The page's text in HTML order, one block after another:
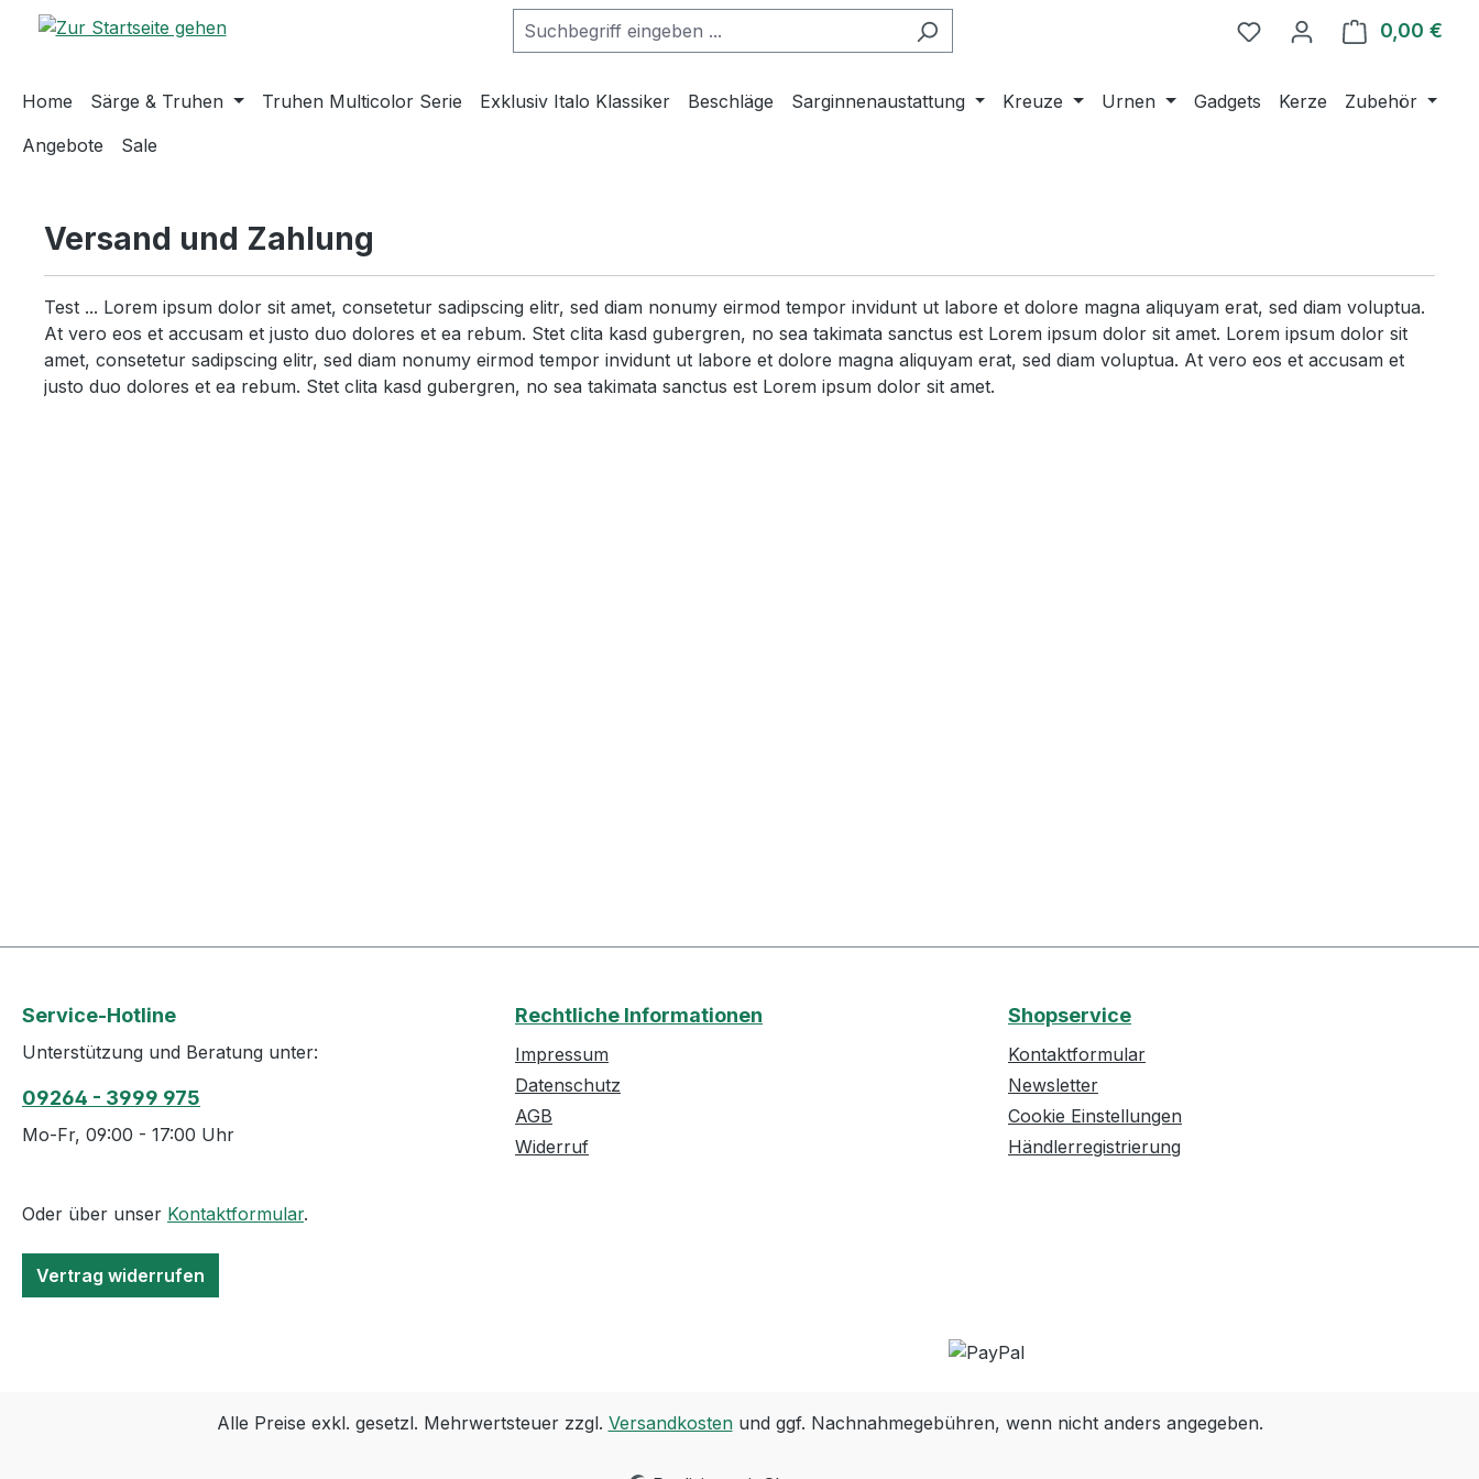
Hauptinhalt springen
Zur Suche springen
Zur Hauptnavigation springen 0,00 €
Home Särge & Truhen Truhen Multicolor Serie Exklusiv Italo Klassiker Beschläge Sarginnenaustattung Kreuze Urnen Gadgets Kerze
Zubehör
Angebote
Sale
Versand und Zahlung
Test ... Lorem ipsum dolor sit amet, consetetur sadipscing elitr, sed diam nonumy eirmod tempor invidunt ut labore et dolore magna aliquyam erat, sed diam voluptua.
At vero eos et accusam et justo duo dolores et ea rebum. Stet clita kasd gubergren, no sea takimata sanctus est Lorem ipsum dolor sit amet. Lorem ipsum dolor sit
amet, consetetur sadipscing elitr, sed diam nonumy eirmod tempor invidunt ut labore et dolore magna aliquyam erat, sed diam voluptua. At vero eos et accusam et
justo duo dolores et ea rebum. Stet clita kasd gubergren, no sea takimata sanctus est Lorem ipsum dolor sit amet.
Service-Hotline
Unterstützung und Beratung unter:
09264 - 3999 975
Mo-Fr, 09:00 - 17:00 Uhr
Oder über unser Kontaktformular.
Vertrag widerrufen
Rechtliche Informationen
Impressum
Datenschutz
AGB
Widerruf
Shopservice
Kontaktformular
Newsletter
Cookie Einstellungen
Händlerregistrierung
Alle Preise exkl. gesetzl. Mehrwertsteuer zzgl. Versandkostenund ggf. Nachnahmegebühren, wenn nicht anders angegeben.